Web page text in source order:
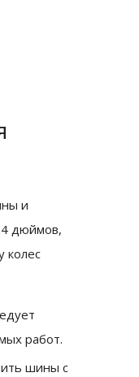
и
дюймов,
колес
работ.
шины с